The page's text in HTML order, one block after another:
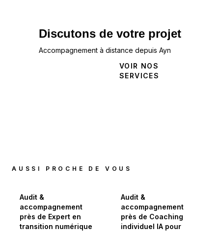
Discutons de votre projet
Accompagnement à distance depuis Ayn
VOIR NOS
SERVICES
AUSSI PROCHE DE VOUS
Audit &
accompagnement
près de Expert en
transition numérique
Audit &
accompagnement
près de Coaching
individuel IA pour